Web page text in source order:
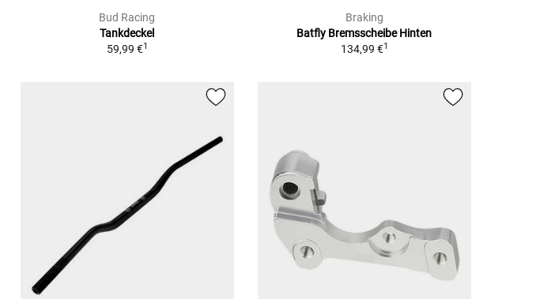
Bud Racing
Tankdeckel
59,99 €1
Braking
Batfly Bremsscheibe Hinten
134,99 €1